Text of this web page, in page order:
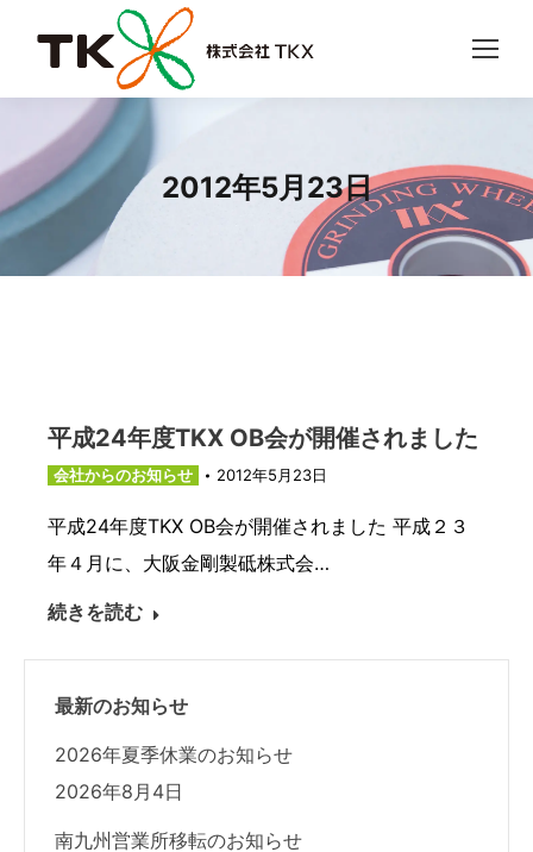
2012年5月23日
平成24年度TKX OB会が開催されました
会社からのお知らせ 2012年5月23日
平成24年度TKX OB会が開催されました 平成２３
年４月に、大阪金剛製砥株式会…
続きを読む
最新のお知らせ
2026年夏季休業のお知らせ
2026年8月4日
南九州営業所移転のお知らせ